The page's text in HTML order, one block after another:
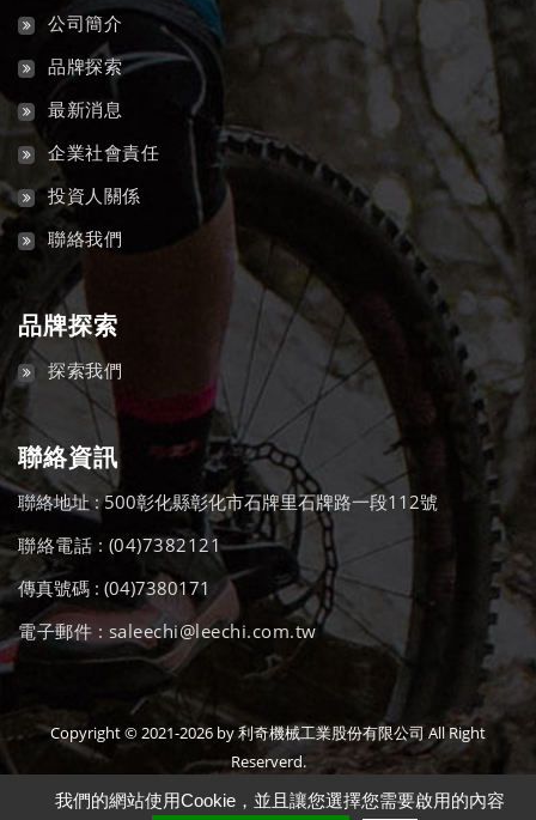
公司簡介
品牌探索
最新消息
企業社會責任
投資人關係
聯絡我們
品牌探索
探索我們
聯絡資訊
聯絡地址 : 500彰化縣彰化市石牌里石牌路一段112號
聯絡電話 : (04)7382121
傳真號碼 : (04)7380171
電子郵件 : saleechi@leechi.com.tw
Copyright © 2021-2026 by 利奇機械工業股份有限公司 All Right
Reserverd.
我們的網站使用Cookie，並且讓您選擇您需要啟用的內容